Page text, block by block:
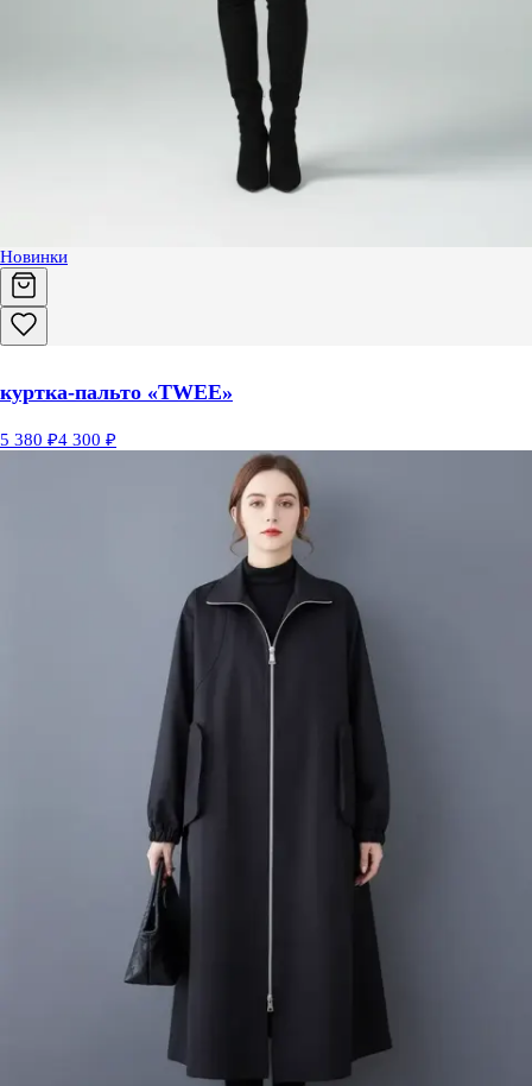
Новинки
куртка-пальто «TWEE»
5 380 ₽4 300 ₽